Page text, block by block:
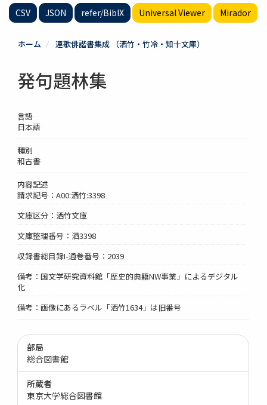
CSV JSON refer/BibIX Universal Viewer Mirador
ホーム 連歌俳諧書集成 （洒竹・竹冷・知十文庫）
発句題林集
言語
日本語
種別
和古書
内容記述
請求記号：A00:洒竹:3398
文庫区分：洒竹文庫
文庫整理番号：洒3398
収録書総目録I-通巻番号：2039
備考：国文学研究資料館「歴史的典籍NW事業」によるデジタル
化
備考：画像にあるラベル「洒竹1634」は旧番号
部局
総合図書館
所蔵者
東京大学総合図書館